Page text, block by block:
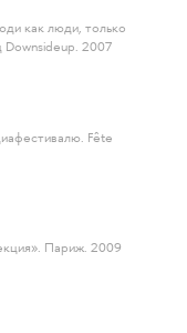
как люди, только
Downsideup. 2007
Fête
Париж. 2009